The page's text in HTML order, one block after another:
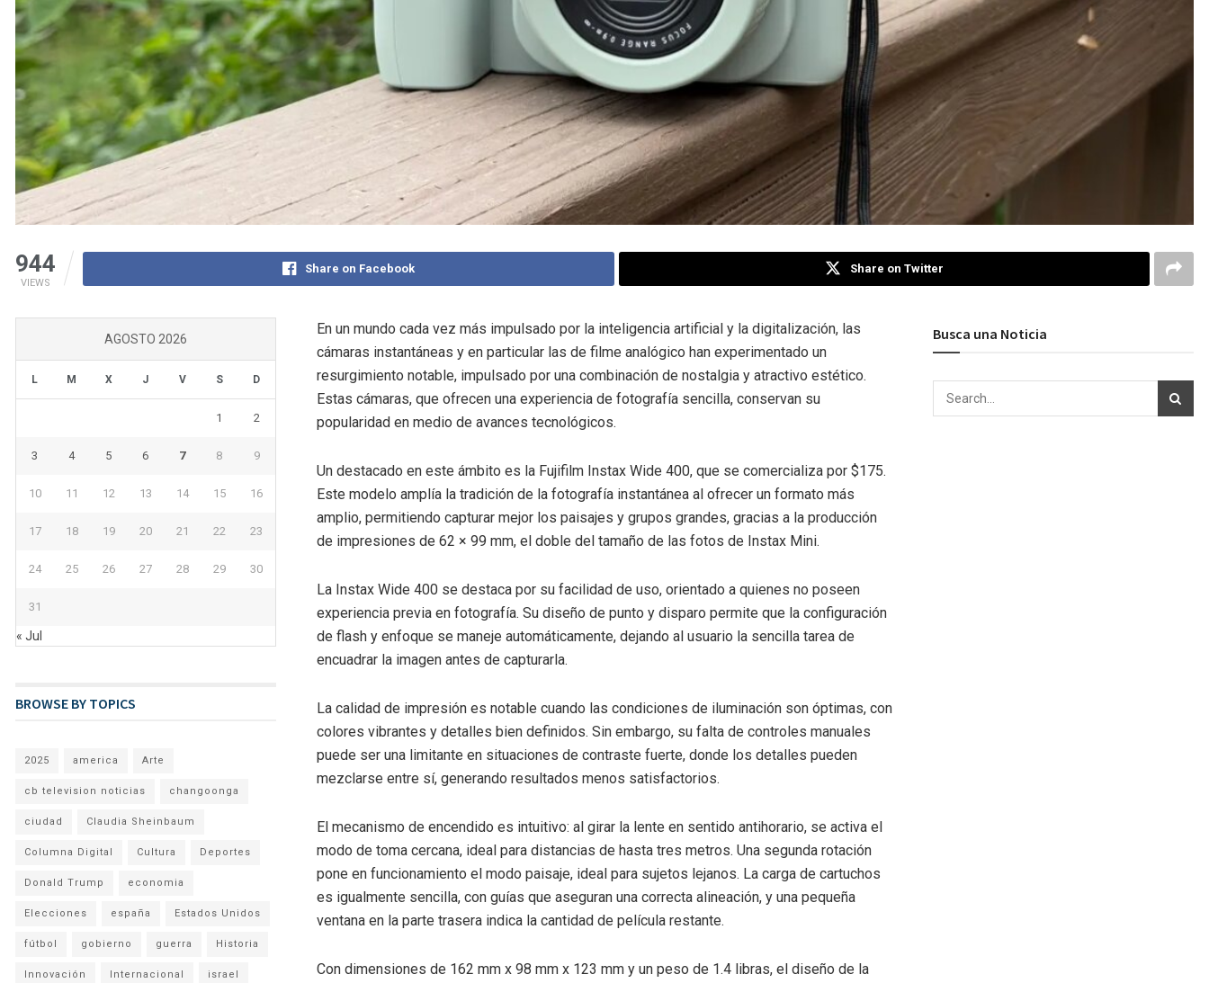
944
VIEWS
Share on Facebook Share on Twitter
En un mundo cada vez más impulsado por la inteligencia artificial y la digitalización, las
cámaras instantáneas y en particular las de filme analógico han experimentado un
resurgimiento notable, impulsado por una combinación de nostalgia y atractivo estético.
Estas cámaras, que ofrecen una experiencia de fotografía sencilla, conservan su
popularidad en medio de avances tecnológicos.
Un destacado en este ámbito es la Fujifilm Instax Wide 400, que se comercializa por $175.
Este modelo amplía la tradición de la fotografía instantánea al ofrecer un formato más
amplio, permitiendo capturar mejor los paisajes y grupos grandes, gracias a la producción
de impresiones de 62 × 99 mm, el doble del tamaño de las fotos de Instax Mini.
La Instax Wide 400 se destaca por su facilidad de uso, orientado a quienes no poseen
experiencia previa en fotografía. Su diseño de punto y disparo permite que la configuración
de flash y enfoque se maneje automáticamente, dejando al usuario la sencilla tarea de
encuadrar la imagen antes de capturarla.
La calidad de impresión es notable cuando las condiciones de iluminación son óptimas, con
colores vibrantes y detalles bien definidos. Sin embargo, su falta de controles manuales
puede ser una limitante en situaciones de contraste fuerte, donde los detalles pueden
mezclarse entre sí, generando resultados menos satisfactorios.
El mecanismo de encendido es intuitivo: al girar la lente en sentido antihorario, se activa el
modo de toma cercana, ideal para distancias de hasta tres metros. Una segunda rotación
pone en funcionamiento el modo paisaje, ideal para sujetos lejanos. La carga de cartuchos
es igualmente sencilla, con guías que aseguran una correcta alineación, y una pequeña
ventana en la parte trasera indica la cantidad de película restante.
Con dimensiones de 162 mm x 98 mm x 123 mm y un peso de 1.4 libras, el diseño de la
AGOSTO 2026
L M X J V S D
1 2
3 4 5 6 7 8 9
10 11 12 13 14 15 16
17 18 19 20 21 22 23
24 25 26 27 28 29 30
31
« Jul
BROWSE BY TOPICS
2025 america Arte
cb television noticias changoonga
ciudad Claudia Sheinbaum
Columna Digital Cultura Deportes
Donald Trump economia
Elecciones españa Estados Unidos
fútbol gobierno guerra Historia
Innovación Internacional israel
Busca una Noticia